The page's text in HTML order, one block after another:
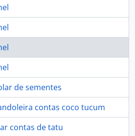
de sementes
contas coco tucum
contas de tatu